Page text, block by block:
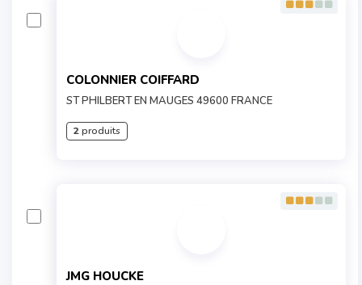
COLONNIER COIFFARD
ST PHILBERT EN MAUGES 49600 FRANCE
2produits
JMG HOUCKE